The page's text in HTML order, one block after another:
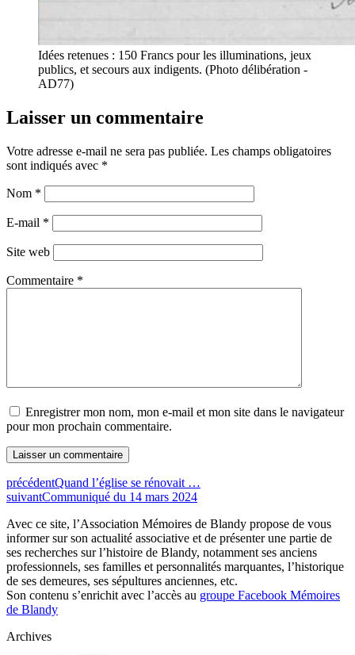
Idées retenues : 150 Francs pour les illuminations, jeux
publics, et secours aux indigents. (Photo délibération -
AD77)
Laisser un commentaire
Votre adresse e-mail ne sera pas publiée. Les champs obligatoires
sont indiqués avec *
Nom *
E-mail *
Site web
Commentaire *
Enregistrer mon nom, mon e-mail et mon site dans le navigateur
pour mon prochain commentaire.
précédentQuand l’église se rénovait …
suivantCommuniqué du 14 mars 2024
Avec ce site, l’Association Mémoires de Blandy propose de vous
informer sur son actualité associative et de présenter une partie de
ses recherches sur l’histoire de Blandy, notamment ses anciens
professionnels, ses familles et personnalités marquantes, l’historique
de ses demeures, ses sépultures anciennes, etc.
Son contenu s’enrichit avec l’accès au groupe Facebook Mémoires
de Blandy
Archives